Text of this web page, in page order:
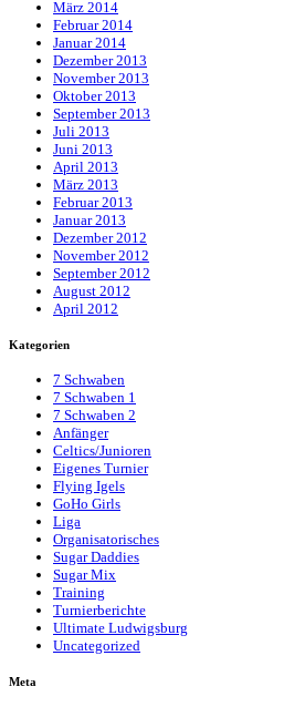
März 2014
Februar 2014
Januar 2014
Dezember 2013
November 2013
Oktober 2013
September 2013
Juli 2013
Juni 2013
April 2013
März 2013
Februar 2013
Januar 2013
Dezember 2012
November 2012
September 2012
August 2012
April 2012
Kategorien
7 Schwaben
7 Schwaben 1
7 Schwaben 2
Anfänger
Celtics/Junioren
Eigenes Turnier
Flying Igels
GoHo Girls
Liga
Organisatorisches
Sugar Daddies
Sugar Mix
Training
Turnierberichte
Ultimate Ludwigsburg
Uncategorized
Meta